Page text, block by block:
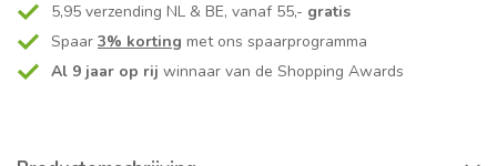
5,95 verzending NL & BE, vanaf 55,- gratis
Spaar 3% korting met ons spaarprogramma
Al 9 jaar op rij winnaar van de Shopping Awards